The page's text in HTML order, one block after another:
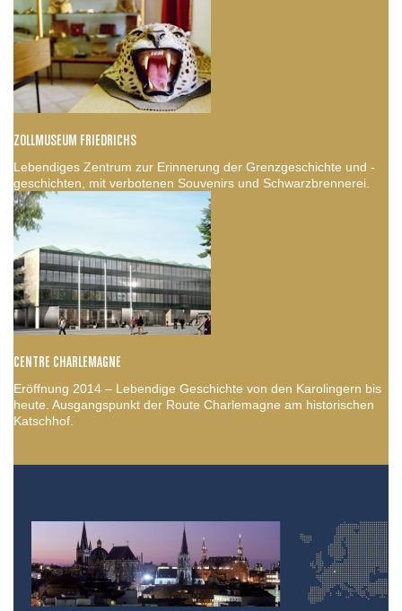
ZOLLMUSEUM FRIEDRICHS
Lebendiges Zentrum zur Erinnerung der Grenzgeschichte und -
geschichten, mit verbotenen Souvenirs und Schwarzbrennerei.
CENTRE CHARLEMAGNE
Eröffnung 2014 – Lebendige Geschichte von den Karolingern bis
heute. Ausgangspunkt der Route Charlemagne am historischen
Katschhof.